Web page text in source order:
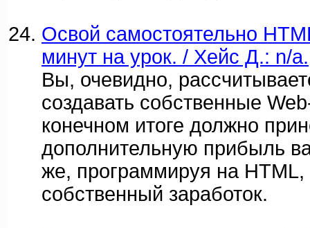
Освой самостоятельно
минут на урок. / Хейс Д.: n/a.
Вы, очевидно,
создавать собственные
конечном итоге должно
дополнительную прибыль
же, программируя на HTML,
собственный заработок.